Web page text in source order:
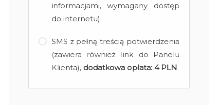
informacjami, wymagany dostęp
do internetu)
SMS z pełną treścią potwierdzenia
(zawiera również link do Panelu
Klienta), dodatkowa opłata: 4 PLN